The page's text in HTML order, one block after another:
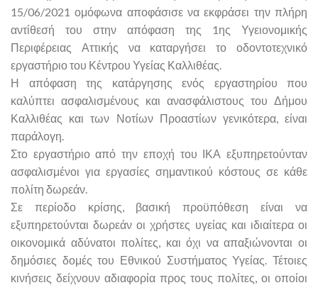
15/06/2021 ομόφωνα αποφάσισε να εκφράσει την πλήρη
αντίθεσή του στην απόφαση της 1ης Υγειονομικής
Περιφέρειας Αττικής να καταργήσει το οδοντοτεχνικό
εργαστήριο του Κέντρου Υγείας Καλλιθέας.
Η απόφαση της κατάργησης ενός εργαστηρίου που
καλύπτει ασφαλισμένους και ανασφάλιστους του Δήμου
Καλλιθέας και των Νοτίων Προαστίων γενικότερα, είναι
παράλογη.
Στο εργαστήριο από την εποχή του ΙΚΑ εξυπηρετούνταν
ασφαλισμένοι για εργασίες σημαντικού κόστους σε κάθε
πολίτη δωρεάν.
Σε περίοδο κρίσης, βασική προϋπόθεση είναι να
εξυπηρετούνται δωρεάν οι χρήστες υγείας και ιδιαίτερα οι
οικονομικά αδύνατοι πολίτες, και όχι να απαξιώνονται οι
δημόσιες δομές του Εθνικού Συστήματος Υγείας. Τέτοιες
κινήσεις δείχνουν αδιαφορία προς τους πολίτες, οι οποίοι